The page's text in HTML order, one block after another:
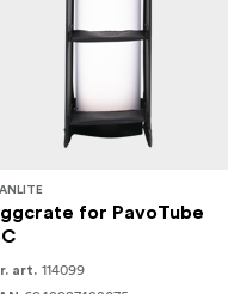
for PavoTube
art. 114099